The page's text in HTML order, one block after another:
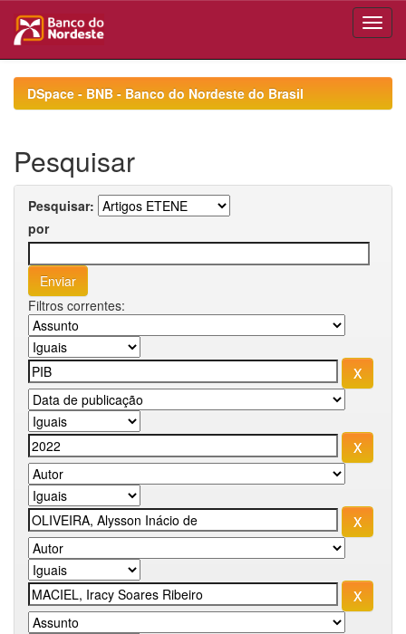
navigationDSpace - BNB - Banco do Nordeste do Brasil
Pesquisar
Pesquisar:
por
Filtros correntes: